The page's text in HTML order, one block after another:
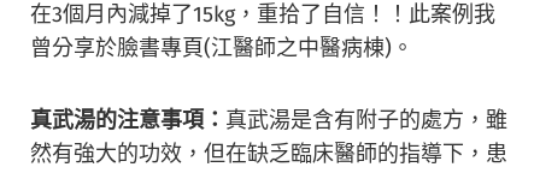
在3個月內減掉了15kg，重拾了自信！！此案例我
曾分享於臉書專頁(江醫師之中醫病棟)。
真武湯的注意事項： 真武湯是含有附子的處方，雖
然有強大的功效，但在缺乏臨床醫師的指導下，患